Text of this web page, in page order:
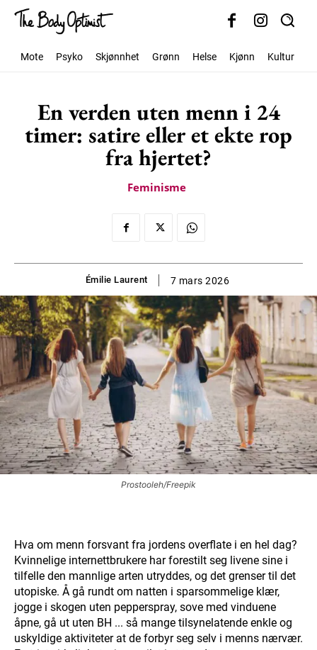
Mote Psyko Skjønnhet Grønn Helse Kjønn Kultur
En verden uten menn i 24
timer: satire eller et ekte rop
fra hjertet?
Feminisme
Émilie Laurent 7 mars 2026
Prostooleh/Freepik
Hva om menn forsvant fra jordens overflate i en hel dag?
Kvinnelige internettbrukere har forestilt seg livene sine i
tilfelle den mannlige arten utryddes, og det grenser til det
utopiske. Å gå rundt om natten i sparsommelige klær,
jogge i skogen uten pepperspray, sove med vinduene
åpne, gå ut uten BH ... så mange tilsynelatende enkle og
uskyldige aktiviteter at de forbyr seg selv i menns nærvær.